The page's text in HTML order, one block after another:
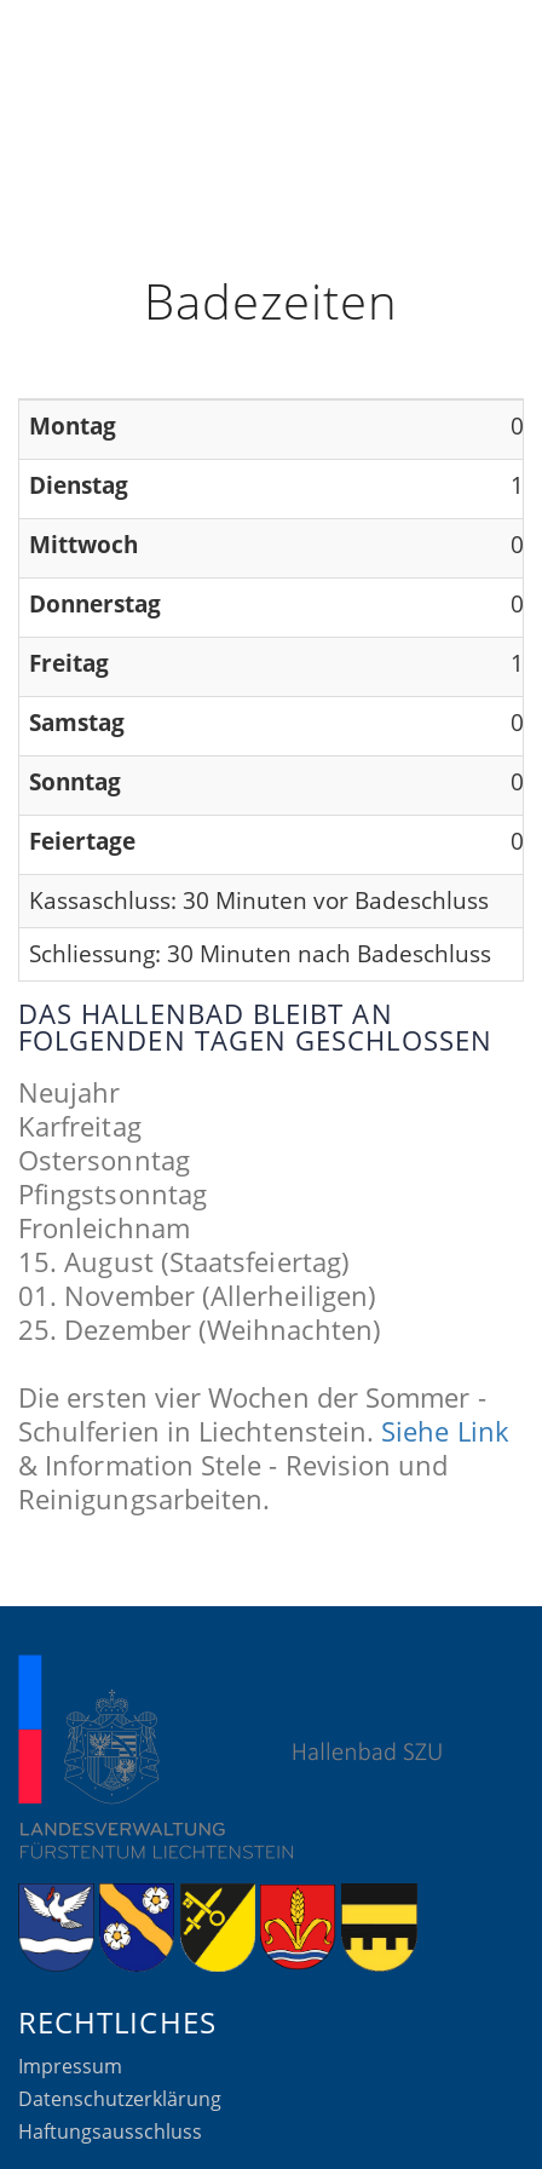
Badezeiten
Montag
Dienstag
Mittwoch
Donnerstag
Freitag
Samstag
Sonntag
Feiertage
Kassaschluss: 30 Minuten vor Badeschluss
Schliessung: 30 Minuten nach Badeschluss
DAS HALLENBAD BLEIBT AN
FOLGENDEN TAGEN GESCHLOSSEN
Neujahr
Karfreitag
Ostersonntag
Pfingstsonntag
Fronleichnam
15. August (Staatsfeiertag)
01. November (Allerheiligen)
25. Dezember (Weihnachten)
Die ersten vier Wochen der Sommer -
Schulferien in Liechtenstein. Siehe Link
& Information Stele - Revision und
Reinigungsarbeiten.
RECHTLICHES
Impressum
Datenschutzerklärung
Haftungsausschluss